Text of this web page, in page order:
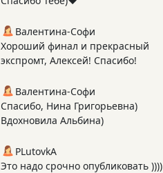
Валентина-Софи
Хороший финал и прекрасный
экспромт, Алексей! Спасибо!
Валентина-Софи
Спасибо, Нина Григорьевна)
Вдохновила Альбина)
PLutоvkА
Это надо срочно опубликовать ))))